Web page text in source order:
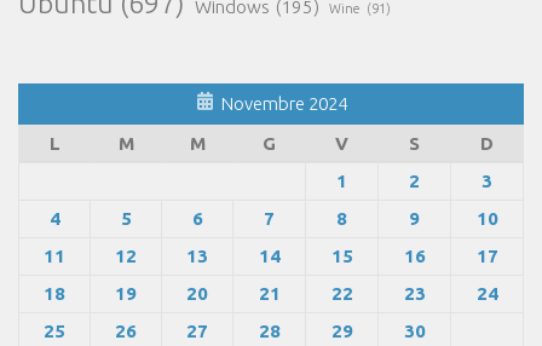
Windows (195) Wine (91)
Novembre 2024
L
M M G V S
D
1
2
3
4
5 6 7 8 9
10
11
12 13 14 15 16
17
18
19 20 21 22 23
24
25
26 27 28 29
30